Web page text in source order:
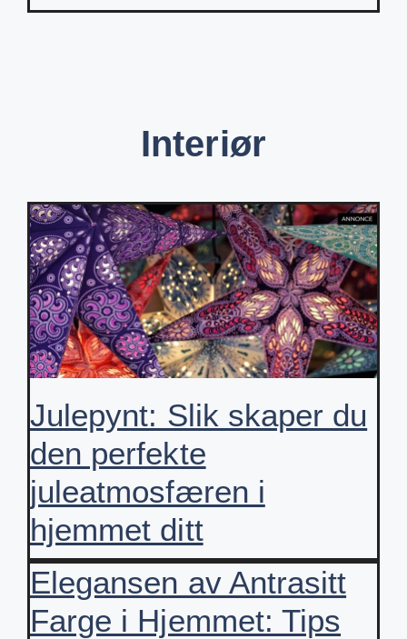
Interiør
Julepynt: Slik skaper du
den perfekte
juleatmosfæren i
hjemmet ditt
Elegansen av Antrasitt
Farge i Hjemmet: Tips